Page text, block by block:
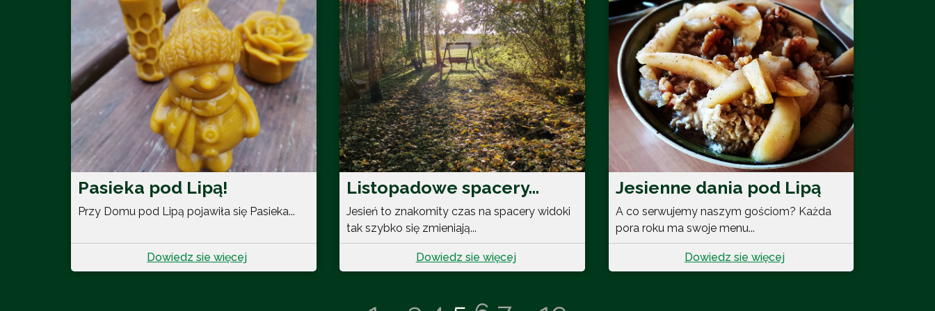
Pasieka pod Lipą!
Przy Domu pod Lipą pojawiła się Pasieka...
Dowiedz sie więcej
Listopadowe spacery…
Jesień to znakomity czas na spacery widoki
tak szybko się zmieniają...
Dowiedz sie więcej
Jesienne dania pod Lipą
A co serwujemy naszym gościom? Każda
pora roku ma swoje menu...
Dowiedz sie więcej